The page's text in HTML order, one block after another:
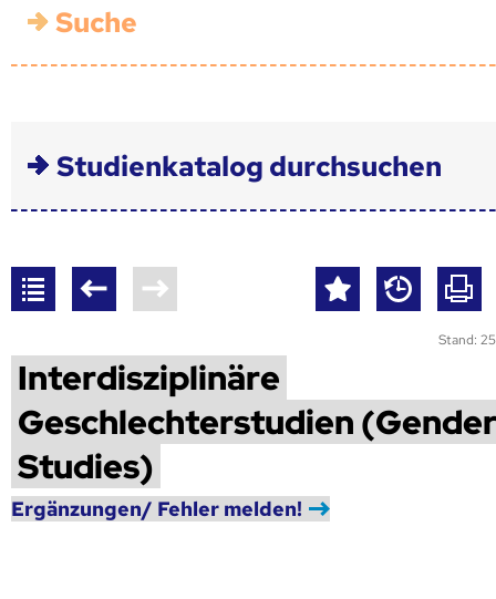
Suche
Studienkatalog durchsuchen
Stand:
Interdisziplinäre
Geschlechterstudien (Gender
Studies)
Ergänzungen/ Fehler melden!